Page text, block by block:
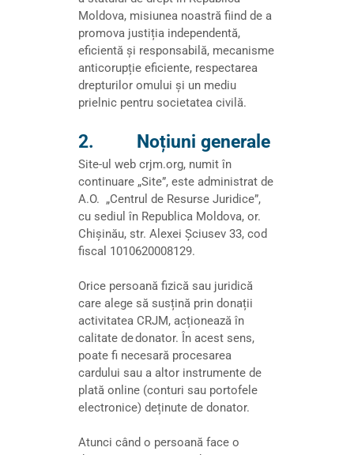
Moldova, misiunea noastră fiind de a
promova justiția independentă,
eficientă și responsabilă, mecanisme
anticorupție eficiente, respectarea
drepturilor omului și un mediu
prielnic pentru societatea civilă.
2. Noțiuni generale
Site-ul web crjm.org, numit în
continuare „Site”, este administrat de
A.O. „Centrul de Resurse Juridice”,
cu sediul în Republica Moldova, or.
Chișinău, str. Alexei Șciusev 33, cod
fiscal 1010620008129.
Orice persoană fizică sau juridică
care alege să susțină prin donații
activitatea CRJM, acționează în
calitate de donator. În acest sens,
poate fi necesară procesarea
cardului sau a altor instrumente de
plată online (conturi sau portofele
electronice) deținute de donator.
Atunci când o persoană face o